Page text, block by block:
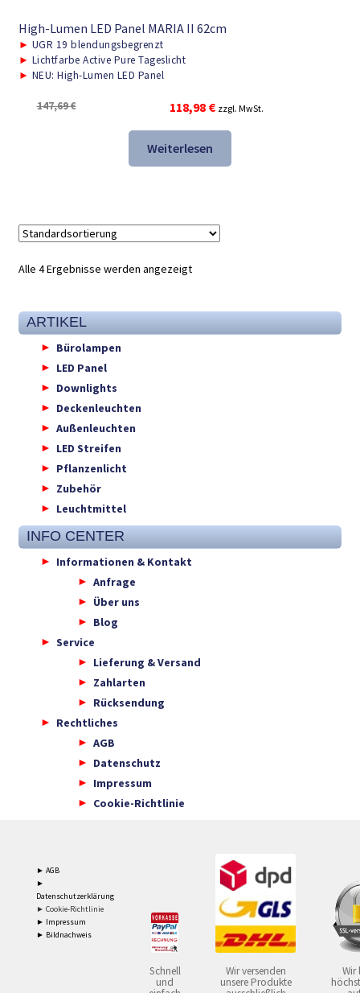
High-Lumen LED Panel MARIA II 62cm
► UGR 19 blendungsbegrenzt
► Lichtfarbe Active Pure Tageslicht
► NEU: High-Lumen LED Panel
147,69€
Ursprünglicher
Preis
war:
147,69 €
118,98 €Aktueller
Preis
118,98 €.
zzgl. MwSt.
Weiterlesen
Alle 4 Ergebnisse werden angezeigt
ARTIKEL
Bürolampen
LED Panel
Downlights
Deckenleuchten
Außenleuchten
LED Streifen
Pflanzenlicht
Zubehör
Leuchtmittel
INFO CENTER
Informationen & Kontakt
Anfrage
Über uns
Blog
Service
Lieferung & Versand
Zahlarten
Rücksendung
Rechtliches
AGB
Datenschutz
Impressum
Cookie-Richtlinie
► AGB
►
Datenschutzerklärung
► Cookie-Richtlinie
► Impressum
► Bildnachweis
Schnell
und
Wir versenden
unsere Produkte
Wir